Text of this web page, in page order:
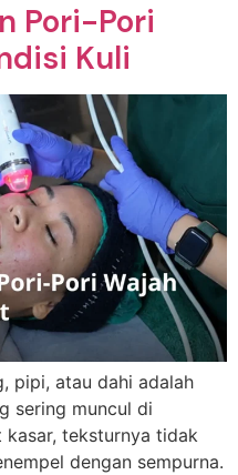
Pori-Pori
Kuli
pipi, atau dahi adalah
sering muncul di
kasar, teksturnya tidak
dengan sempurna.